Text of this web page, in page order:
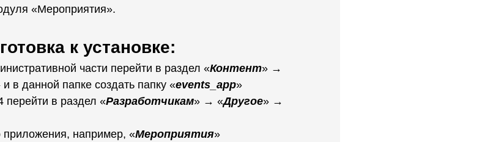
«Мероприятия».
к установке:
части перейти в раздел «Контент» →
и в данной папке создать папку «events_app»
перейти в раздел «Разработчикам» → «Другое» →
приложения, например, «Мероприятия»